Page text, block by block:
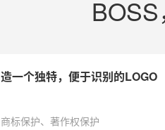
BOSS
造一个独特，便于识别的LOGO
商标保护、著作权保护